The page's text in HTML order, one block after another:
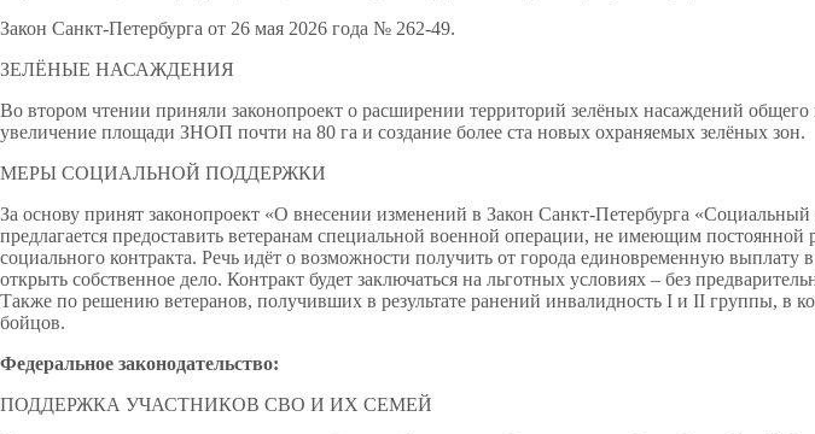
Закон Санкт-Петербурга от 26 мая 2026 года № 262-49.
ЗЕЛЁНЫЕ НАСАЖДЕНИЯ
Во втором чтении приняли законопроект о расширении территорий зелёных насаждений общего
увеличение площади ЗНОП почти на 80 га и создание более ста новых охраняемых зелёных зон.
МЕРЫ СОЦИАЛЬНОЙ ПОДДЕРЖКИ
За основу принят законопроект «О внесении изменений в Закон Санкт‑Петербурга «Социальный
предлагается предоставить ветеранам специальной военной операции, не имеющим
социального контракта. Речь идёт о возможности получить от города единовременную выплату
открыть собственное дело. Контракт будет заключаться на льготных условиях – без
Также по решению ветеранов, получивших в результате ранений инвалидность I и II группы, в
бойцов.
Федеральное законодательство:
ПОДДЕРЖКА УЧАСТНИКОВ СВО И ИХ СЕМЕЙ